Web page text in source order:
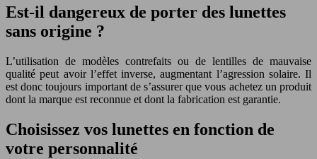
Est-il dangereux de porter des lunettes
sans origine ?
L’utilisation de modèles contrefaits ou de lentilles de mauvaise
qualité peut avoir l’effet inverse, augmentant l’agression solaire. Il
est donc toujours important de s’assurer que vous achetez un produit
dont la marque est reconnue et dont la fabrication est garantie.
Choisissez vos lunettes en fonction de
votre personnalité